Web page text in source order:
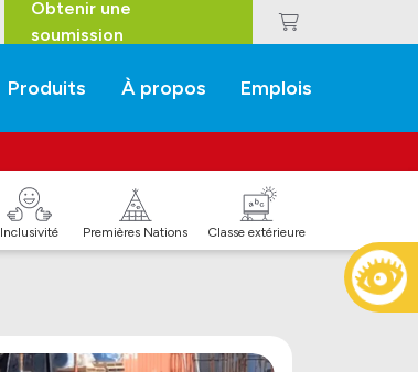
Obtenir une
soumission
Produits À propos Emplois
Inclusivité Premières Nations Classe extérieure